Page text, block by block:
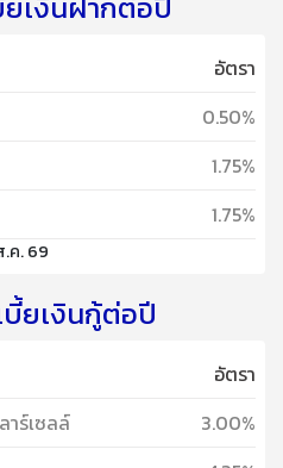
อัตรา
0.50%
1.75%
1.75%
.ค. 69
ยเงินกู้ต่อปี
อัตรา
าร์เซลล์
3.00%